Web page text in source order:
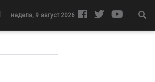
недела, 9 август 2026